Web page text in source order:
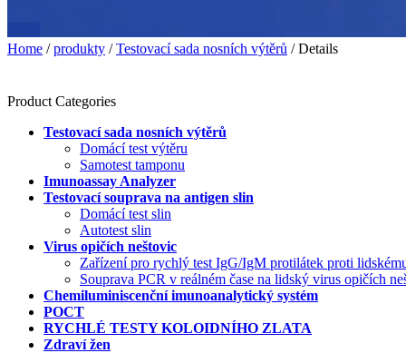
Home /produkty /Testovací sada nosních výtěrů / Details
Product Categories
Testovací sada nosních výtěrů
Domácí test výtěru
Samotest tamponu
Imunoassay Analyzer
Testovací souprava na antigen slin
Domácí test slin
Autotest slin
Virus opičích neštovic
Zařízení pro rychlý test IgG/IgM protilátek proti
Souprava PCR v reálném čase na lidský virus opičích
Chemiluminiscenční imunoanalytický systém
POCT
RYCHLÉ TESTY KOLOIDNÍHO ZLATA
Zdraví žen